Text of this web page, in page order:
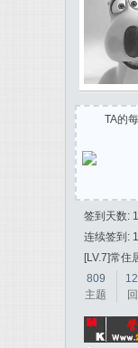
安
TA的
签到天数:
连续签到:
[LV.7]常住
809
主题